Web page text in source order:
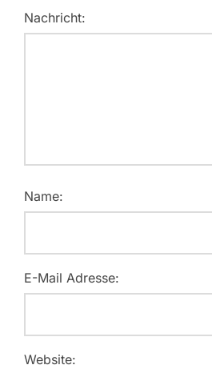
Nachricht:
Name:
E-Mail Adresse:
Website: